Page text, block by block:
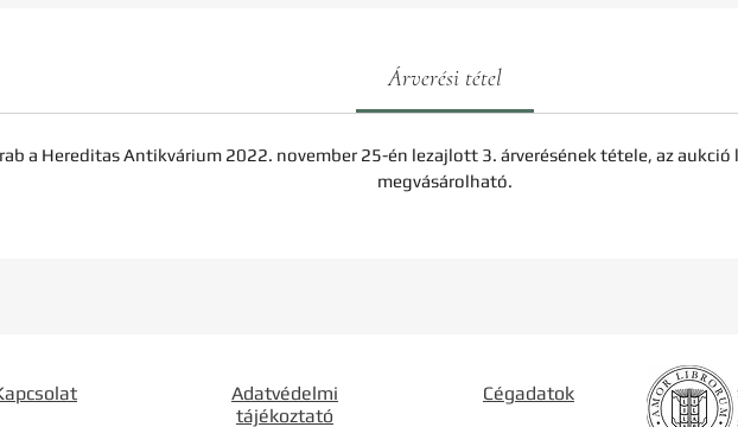
Árverési tétel
a Hereditas Antikvárium 2022. november 25-én lezajlott 3. árverésének tétele, az aukció
megvásárolható.
Adatvédelmi
tájékoztató
Cégadatok